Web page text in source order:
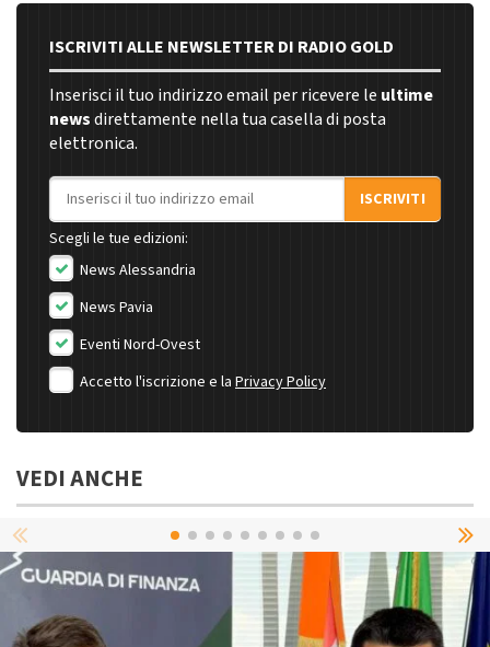
ISCRIVITI ALLE NEWSLETTER DI RADIO GOLD
Inserisci il tuo indirizzo email per ricevere le ultime
newsdirettamente nella tua casella di posta
elettronica.
Indirizzo email
ISCRIVITI
Scegli le tue edizioni:
News Alessandria
News Pavia
Eventi Nord-Ovest
Accetto l'iscrizione e la Privacy Policy
VEDI ANCHE